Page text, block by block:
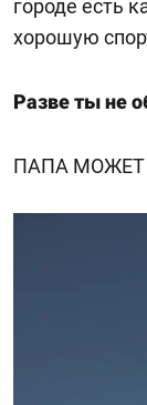
городе есть
хорошую
Разве ты не
ПАПА МОЖЕТ